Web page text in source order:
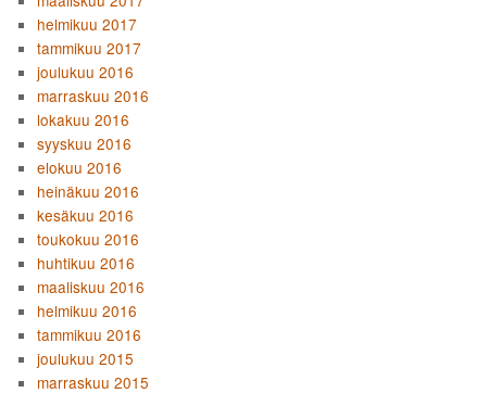
helmikuu 2017
tammikuu 2017
joulukuu 2016
marraskuu 2016
lokakuu 2016
syyskuu 2016
elokuu 2016
heinäkuu 2016
kesäkuu 2016
toukokuu 2016
huhtikuu 2016
maaliskuu 2016
helmikuu 2016
tammikuu 2016
joulukuu 2015
marraskuu 2015